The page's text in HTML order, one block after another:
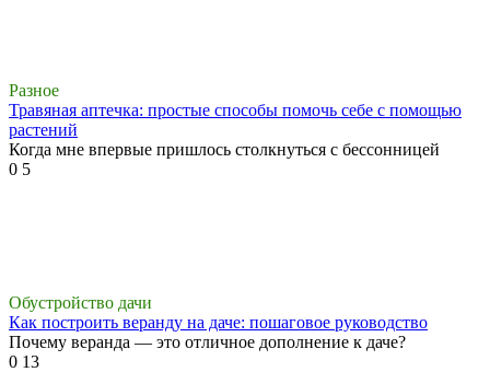
Разное
Травяная аптечка: простые способы помочь себе с помощью
растений
Когда мне впервые пришлось столкнуться с бессонницей
0 5
Обустройство дачи
Как построить веранду на даче: пошаговое руководство
Почему веранда — это отличное дополнение к даче?
0 13